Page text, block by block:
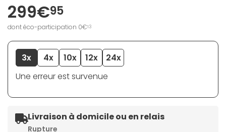
299€95
dont éco-participation 0€13
3x 4x 10x 12x
24x
Une erreur est survenue
Livraison à domicile ou en relais
Rupture